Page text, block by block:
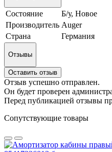
Состояние
Б/у, Новое
Производитель Auger
Страна
Германия
Отзывы
Оставить отзыв
Отзыв успешно отправлен.
Он будет проверен
Перед публикацией отзывы
Сопутствующие товары